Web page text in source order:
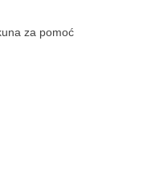
za pomoć